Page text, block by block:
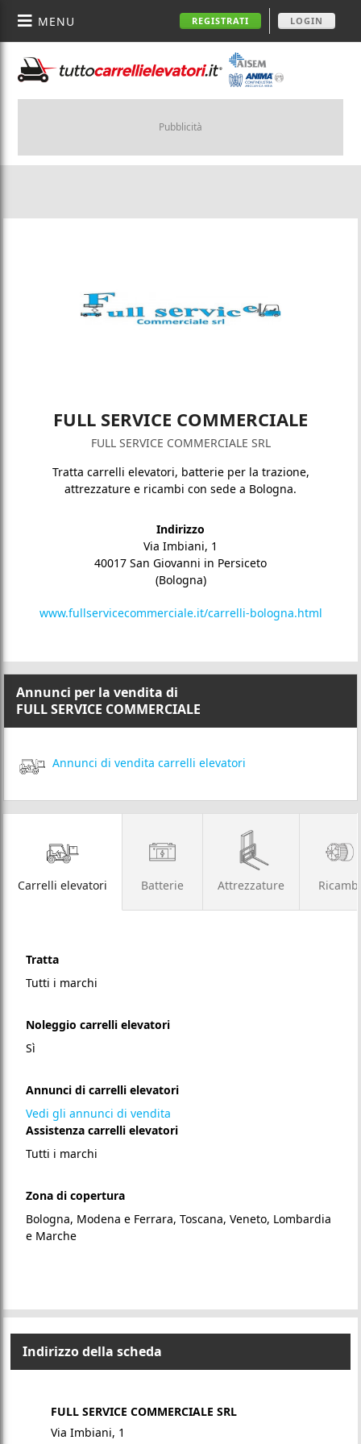
REGISTRATI LOGIN
MENU
Pubblicità
FULL SERVICE COMMERCIALE
FULL SERVICE COMMERCIALE SRL
Tratta carrelli elevatori, batterie per la trazione,
attrezzature e ricambi con sede a Bologna.
Indirizzo
Via Imbiani, 1
40017 San Giovanni in Persiceto
(Bologna)
www.fullservicecommerciale.it/carrelli-bologna.html
Annunci per la vendita di
FULL SERVICE COMMERCIALE
Annunci di vendita carrelli elevatori
Carrelli elevatori Batterie Attrezzature Ricambi
Tratta
Tutti i marchi
Noleggio carrelli elevatori
Sì
Annunci di carrelli elevatori
Vedi gli annunci di vendita
Assistenza carrelli elevatori
Tutti i marchi
Zona di copertura
Bologna, Modena e Ferrara, Toscana, Veneto, Lombardia
e Marche
Indirizzo della scheda
FULL SERVICE COMMERCIALE SRL
Via Imbiani, 1